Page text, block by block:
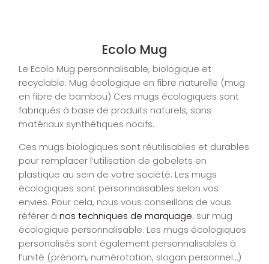
Ecolo Mug
Le Ecolo Mug personnalisable, biologique et
recyclable. Mug écologique en fibre naturelle (mug
en fibre de bambou) Ces mugs écologiques sont
fabriqués à base de produits naturels, sans
matériaux synthétiques nocifs.
Ces mugs biologiques sont réutilisables et durables
pour remplacer l’utilisation de gobelets en
plastique au sein de votre société. Les mugs
écologiques sont personnalisables selon vos
envies. Pour cela, nous vous conseillons de vous
référer ànos techniques de marquage. sur mug
écologique personnalisable. Les mugs écologiques
personalisés sont également personnalisables à
l’unité (prénom, numérotation, slogan personnel…)